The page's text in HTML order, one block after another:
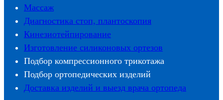
Массаж
Диагностика стоп, плантоскопия
Кинезиотейпирование
Изготовление силиконовых ортезов
Подбор компрессионного трикотажа
Подбор ортопедических изделий
Доставка изделий и выезд врача ортопеда